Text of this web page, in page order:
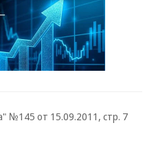
№145 от 15.09.2011, стр. 7